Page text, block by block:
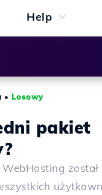
Help
• Losowy
pakiet
został